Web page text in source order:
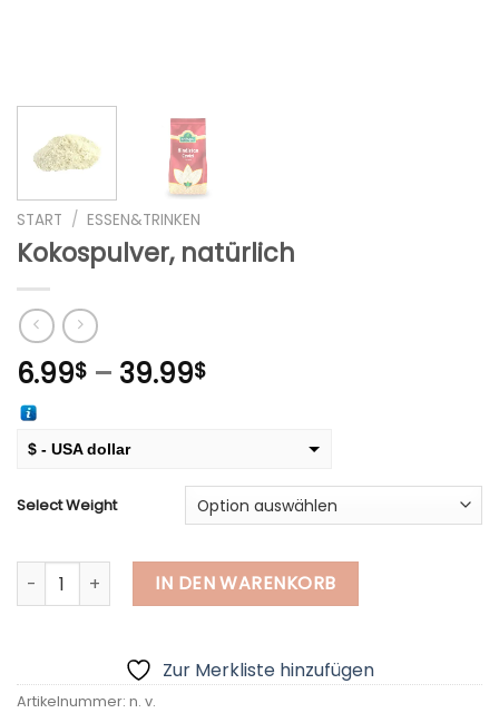
START / ESSEN&TRINKEN
Kokospulver, natürlich
6.99$ – 39.99$Preisspanne:
$ - USA dollar
Select Weight
Kokospulver, natürlich MengeIN DEN WARENKORB
Zur Merkliste hinzufügen
Artikelnummer: n. v.